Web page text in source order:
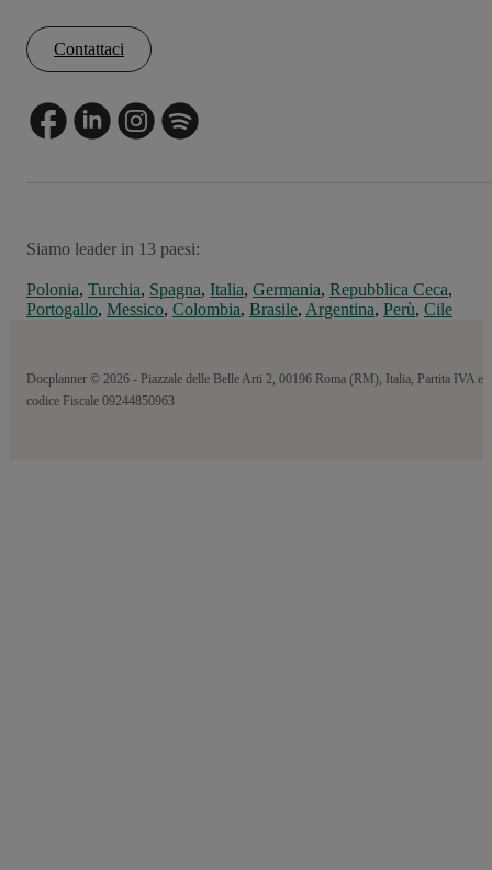
Contattaci
Siamo leader in 13 paesi:
Polonia, Turchia, Spagna, Italia, Germania, Repubblica Ceca,
Portogallo, Messico, Colombia, Brasile, Argentina, Perù, Cile
Docplanner © 2026 - Piazzale delle Belle Arti 2, 00196 Roma (RM), Italia, Partita IVA e
codice Fiscale 09244850963